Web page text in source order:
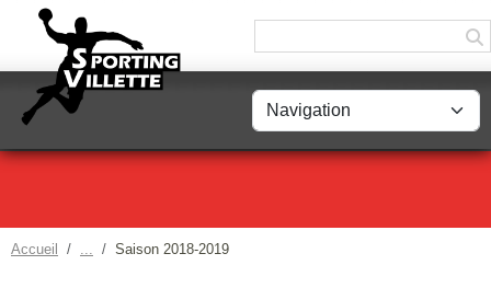
Accueil Saison 2018-2019
Panneau de gestion des cookies